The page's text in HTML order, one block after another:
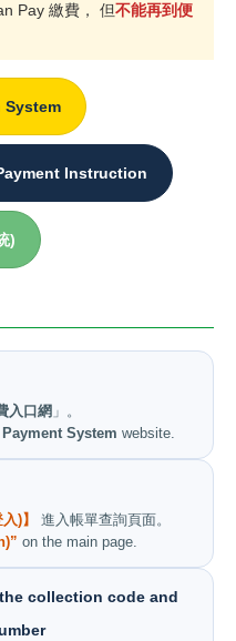
Pay 繳費， 但不能再到便
System
Instruction
)
入口網 」。
System website.
)】
進入帳單查詢頁面。
on the main page.
collection code and